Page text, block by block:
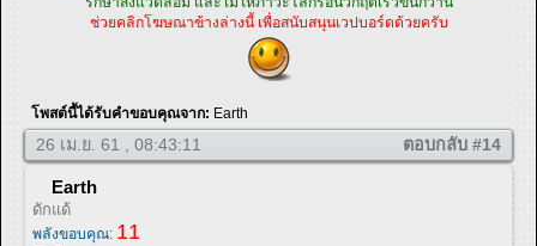
ช่วยคลิกโฆษณาข้างล่างนี้ เพื่อสนับสนุนเวปบอร์ดด้วยครับ
โพสต์นี้ได้รับคำขอบคุณจาก: Earth
26 เม.ย. 61 , 08:43:11 ตอบกลับ #14
Earth
ดักแด้
พลังขอบคุณ: 11